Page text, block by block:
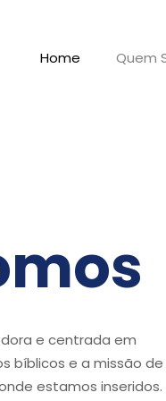
Home Quem
e centrada em
bíblicos e a missão de
estamos inseridos.